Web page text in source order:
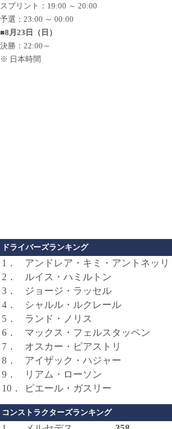
スプリント：19:00 ～ 20:00
予選：23:00 ～ 00:00
■8月23日（日）
決勝：22:00～
※ 日本時間
ドライバーズランキング
1． アンドレア・キミ・アントネッリ
2．
ルイス・ハミルトン
3．
ジョージ・ラッセル
4．
シャルル・ルクレール
5．
ランド・ノリス
6．
マックス・フェルスタッペン
7．
オスカー・ピアストリ
8．
アイザック・ハジャー
9．
リアム・ローソン
10．
ピエール・ガスリー
コンストラクターズランキング